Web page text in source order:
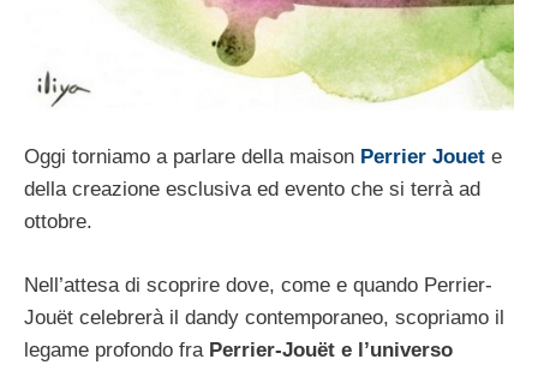
Oggi torniamo a parlare della maison Perrier Jouet e
della creazione esclusiva ed evento che si terrà ad
ottobre.
Nell’attesa di scoprire dove, come e quando Perrier-
Jouët celebrerà il dandy contemporaneo, scopriamo il
legame profondo fraPerrier-Jouët e l’universo